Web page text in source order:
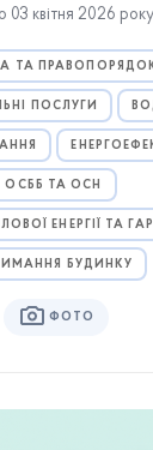
03 квітня 2026
ТА
ПОСЛУГИ
ОСББ ТА ОСН
ЕНЕРГІЇ ТА
БУДИНКУ
ФОТО